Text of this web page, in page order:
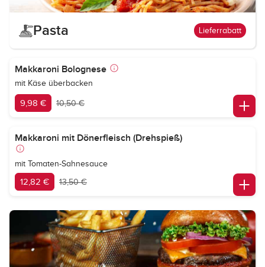
Pasta Lieferrabatt
Makkaroni Bolognese
mit Käse überbacken
9,98 € 10,50 €
Makkaroni mit Dönerfleisch (Drehspieß)
mit Tomaten-Sahnesauce
12,82 € 13,50 €